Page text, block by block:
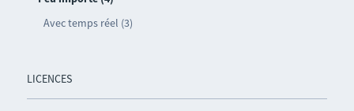
Avec temps réel (3)
LICENCES